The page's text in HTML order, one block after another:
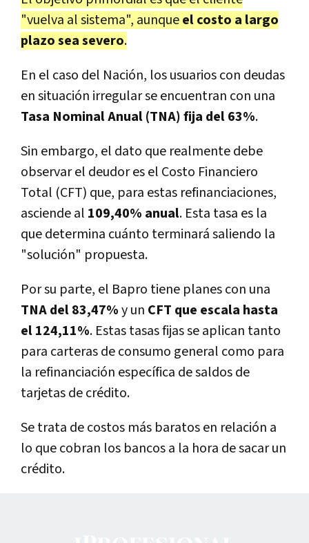
"vuelva al sistema", aunqueel costo a largo
plazo sea severo.
En el caso del Nación, los usuarios con deudas
en situación irregular se encuentran con una
Tasa Nominal Anual (TNA) fija del 63%.
Sin embargo, el dato que realmente debe
observar el deudor es el Costo Financiero
Total (CFT) que, para estas refinanciaciones,
asciende al 109,40% anual. Esta tasa es la
que determina cuánto terminará saliendo la
"solución" propuesta.
Por su parte, el Bapro tiene planes con una
TNA del 83,47%y un CFT que escala hasta
el 124,11%. Estas tasas fijas se aplican tanto
para carteras de consumo general como para
la refinanciación específica de saldos de
tarjetas de crédito.
Se trata de costos más baratos en relación a
lo que cobran los bancos a la hora de sacar un
crédito.